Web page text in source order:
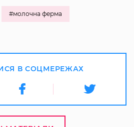
#молочна ферма
В СОЦМЕРЕЖАХ